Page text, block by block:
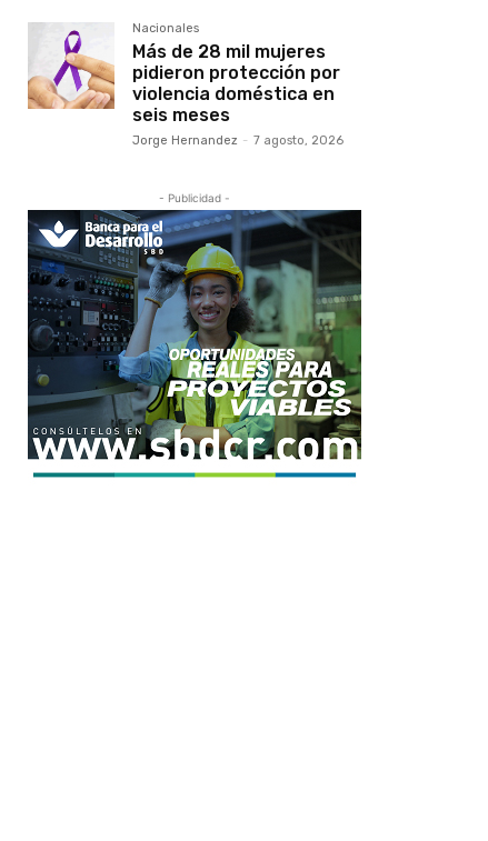
Nacionales
Más de 28 mil mujeres
pidieron protección por
violencia doméstica en
seis meses
Jorge Hernandez - 7 agosto, 2026
- Publicidad -